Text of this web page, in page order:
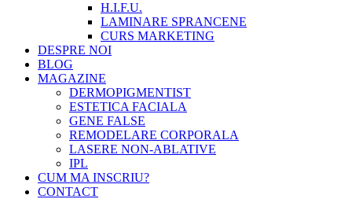
H.I.F.U.
LAMINARE SPRANCENE
CURS MARKETING
DESPRE NOI
BLOG
MAGAZINE
DERMOPIGMENTIST
ESTETICA FACIALA
GENE FALSE
REMODELARE CORPORALA
LASERE NON-ABLATIVE
IPL
CUM MA INSCRIU?
CONTACT